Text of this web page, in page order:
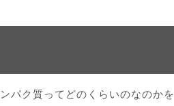
パク質ってどのくらいのなのかを